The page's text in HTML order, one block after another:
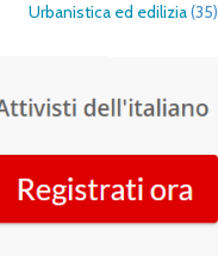
Urbanistica ed edilizia(35)